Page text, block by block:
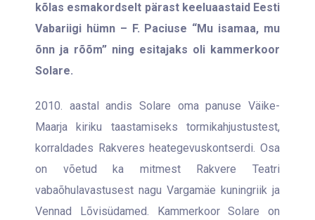
kõlas esmakordselt pärast keeluaastaid Eesti
Vabariigi hümn – F. Paciuse “Mu isamaa, mu
õnn ja rõõm” ning esitajaks oli kammerkoor
Solare.
2010. aastal andis Solare oma panuse Väike-
Maarja kiriku taastamiseks tormikahjustustest,
korraldades Rakveres heategevuskontserdi. Osa
on võetud ka mitmest Rakvere Teatri
vabaõhulavastusest nagu Vargamäe kuningriik ja
Vennad Lõvisüdamed. Kammerkoor Solare on